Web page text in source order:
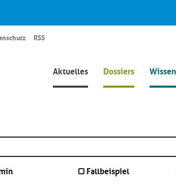
Aktuelles Dossiers Wissen
RSS
Fallbeispiel